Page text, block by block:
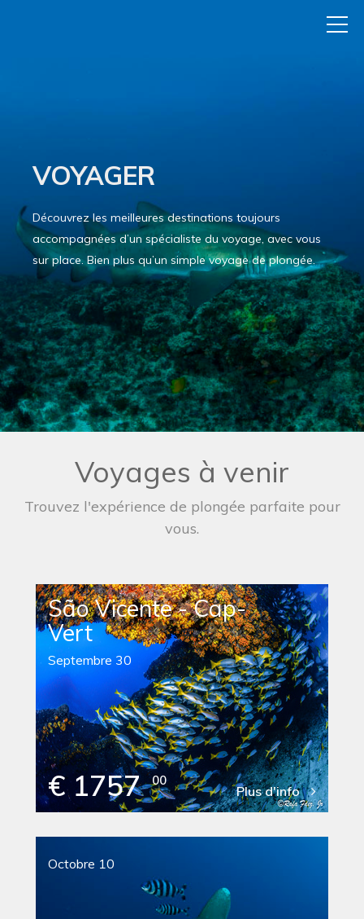
VOYAGER
Découvrez les meilleures destinations toujours
accompagnées d’un spécialiste du voyage, avec vous
sur place. Bien plus qu’un simple voyage de plongée.
Voyages à venir
Trouvez l'expérience de plongée parfaite pour
vous.
São Vicente - Cap-
Vert
Septembre 30
€ 1757 00
Plus d'info
Octobre 10